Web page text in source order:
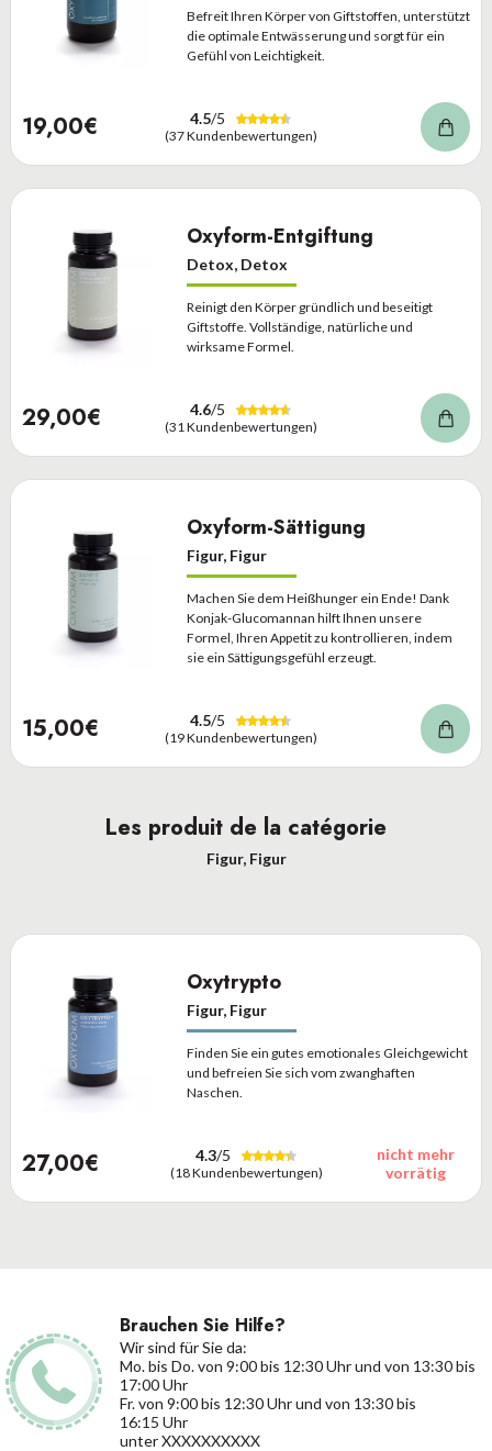
Befreit Ihren Körper von Giftstoffen, unterstützt
die optimale Entwässerung und sorgt für ein
Gefühl von Leichtigkeit.
19,00€ 4.5/5
(37 Kundenbewertungen)
Oxyform-Entgiftung
Detox, Detox
Reinigt den Körper gründlich und beseitigt
Giftstoffe. Vollständige, natürliche und
wirksame Formel.
29,00€ 4.6/5
(31 Kundenbewertungen)
Oxyform-Sättigung
Figur, Figur
Machen Sie dem Heißhunger ein Ende! Dank
Konjak-Glucomannan hilft Ihnen unsere
Formel, Ihren Appetit zu kontrollieren, indem
sie ein Sättigungsgefühl erzeugt.
15,00€ 4.5/5
(19 Kundenbewertungen)
Les produit de la catégorie
Figur, Figur
Oxytrypto
Figur, Figur
Finden Sie ein gutes emotionales Gleichgewicht
und befreien Sie sich vom zwanghaften
Naschen.
27,00€ 4.3/5
(18 Kundenbewertungen)
nicht mehr
vorrätig
Brauchen Sie Hilfe?
Wir sind für Sie da:
Mo. bis Do. von 9:00 bis 12:30 Uhr und von 13:30 bis
17:00 Uhr
Fr. von 9:00 bis 12:30 Uhr und von 13:30 bis
16:15 Uhr
unter XXXXXXXXXX